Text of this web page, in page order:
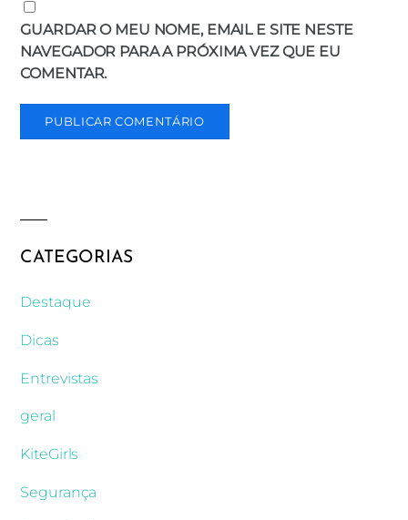
GUARDAR O MEU NOME, EMAIL E SITE NESTE
NAVEGADOR PARA A PRÓXIMA VEZ QUE EU
COMENTAR.
CATEGORIAS
Destaque
Dicas
Entrevistas
geral
KiteGirls
Segurança